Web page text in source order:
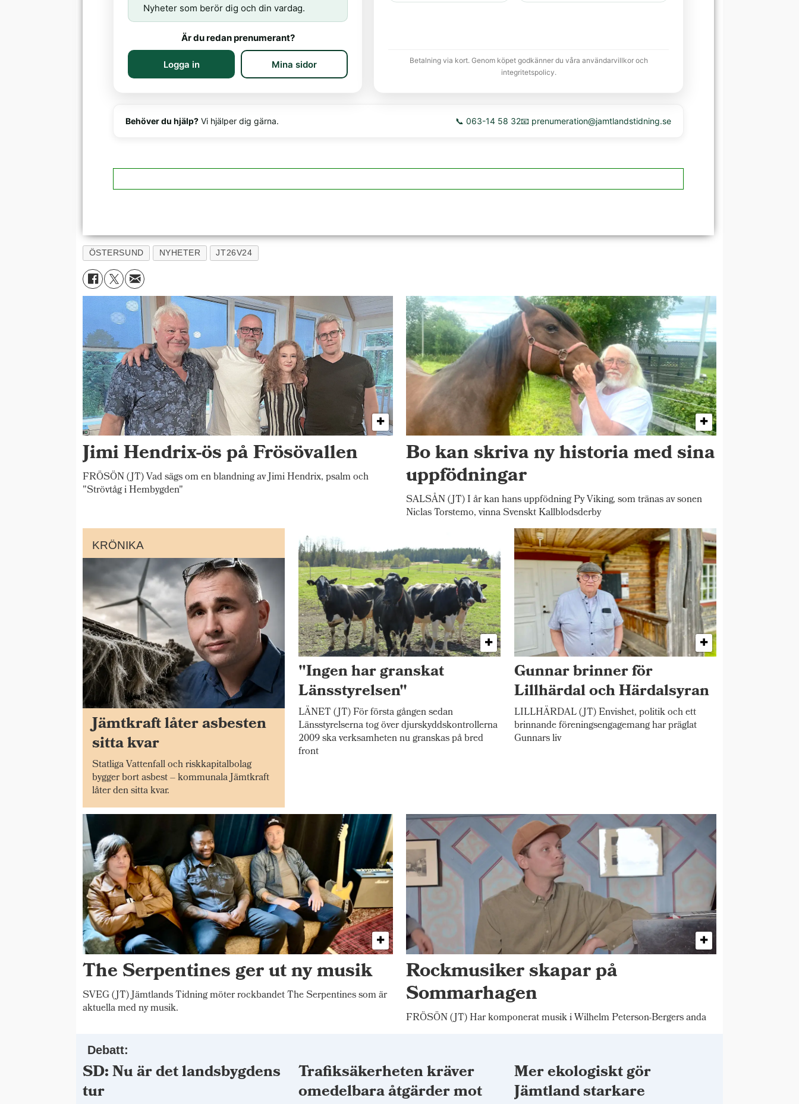
Nyheter som berör dig och din vardag.
Är du redan prenumerant?
Logga in Mina sidor
Betalning via kort. Genom köpet godkänner du våra användarvillkor och
integritetspolicy.
Behöver du hjälp? Vi hjälper dig gärna. 📞 063-14 58 32📧 prenumeration@jamtlandstidning.se
ÖSTERSUND NYHETER JT26V24
Jimi Hendrix-ös på Frösövallen
FRÖSÖN (JT) Vad sägs om en blandning av Jimi Hendrix, psalm och
"Strövtåg i Hembygden"
Bo kan skriva ny historia med sina
uppfödningar
SALSÅN (JT) I år kan hans uppfödning Py Viking, som tränas av sonen
Niclas Torstemo, vinna Svenskt Kallblodsderby
KRÖNIKA
Jämtkraft låter asbesten
sitta kvar
Statliga Vattenfall och riskkapitalbolag
bygger bort asbest – kommunala Jämtkraft
låter den sitta kvar.
"Ingen har granskat
Länsstyrelsen"
LÄNET (JT) För första gången sedan
Länsstyrelserna tog över djurskyddskontrollerna
2009 ska verksamheten nu granskas på bred
front
Gunnar brinner för
Lillhärdal och Härdalsyran
LILLHÄRDAL (JT) Envishet, politik och ett
brinnande föreningsengagemang har präglat
Gunnars liv
The Serpentines ger ut ny musik
SVEG (JT) Jämtlands Tidning möter rockbandet The Serpentines som är
aktuella med ny musik.
Rockmusiker skapar på
Sommarhagen
FRÖSÖN (JT) Har komponerat musik i Wilhelm Peterson-Bergers anda
Debatt:
SD: Nu är det landsbygdens
tur
Trafiksäkerheten kräver
omedelbara åtgärder mot
Mer ekologiskt gör
Jämtland starkare